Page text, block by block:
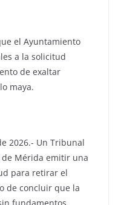
el Ayuntamiento
a la solicitud
de exaltar
maya.
2026.- Un Tribunal
Mérida emitir una
para retirar el
de concluir que la